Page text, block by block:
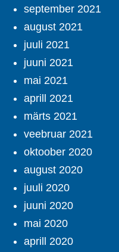
september 2021
august 2021
juuli 2021
juuni 2021
mai 2021
aprill 2021
märts 2021
veebruar 2021
oktoober 2020
august 2020
juuli 2020
juuni 2020
mai 2020
aprill 2020